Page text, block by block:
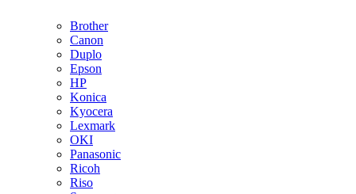
Brother
Canon
Duplo
Epson
HP
Konica
Kyocera
Lexmark
OKI
Panasonic
Ricoh
Riso